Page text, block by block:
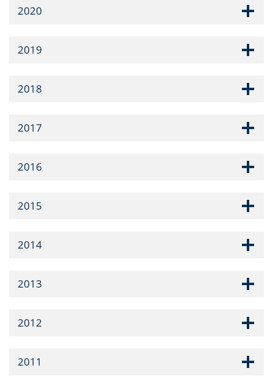
2020
2019
2018
2017
2016
2015
2014
2013
2012
2011